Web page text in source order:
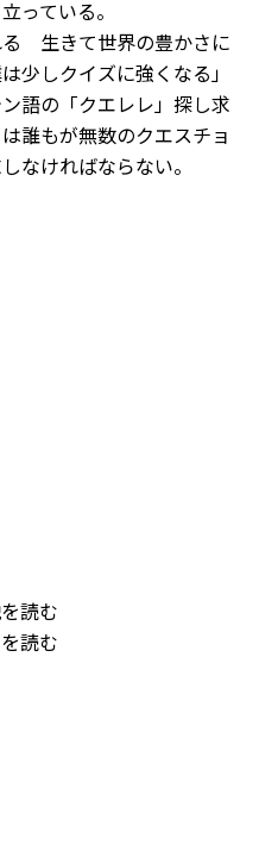
っている。
る 生きて世界の豊かさに
しクイズに強くなる」
の「クエレレ」――探し求
誰もが無数のクエスチョ
なければならない。
読む
読む